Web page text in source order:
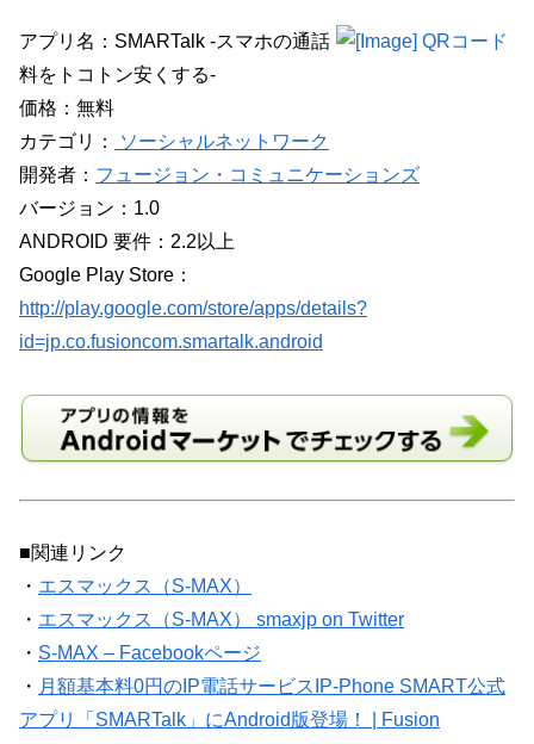
アプリ名：SMARTalk -スマホの通話
料をトコトン安くする-
価格：無料
カテゴリ：
ソーシャルネットワーク
開発者： フュージョン・コミュニケーションズ
バージョン：1.0
ANDROID 要件：2.2以上
Google Play Store：
http://play.google.com/store/apps/details?
id=jp.co.fusioncom.smartalk.android
■関連リンク
・ エスマックス（S-MAX）
・ エスマックス（S-MAX） smaxjp on Twitter
・ S-MAX – Facebookページ
・ 月額基本料0円のIP電話サービスIP-Phone SMART公式
アプリ「SMARTalk」にAndroid版登場！ | Fusion